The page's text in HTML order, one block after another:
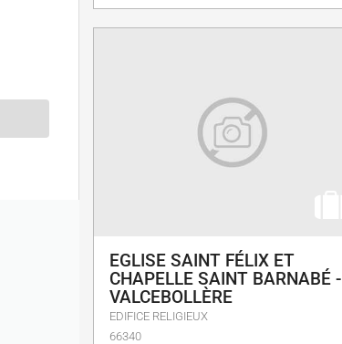
EGLISE SAINT FÉLIX ET
CHAPELLE SAINT BARNABÉ -
VALCEBOLLÈRE
EDIFICE RELIGIEUX
66340